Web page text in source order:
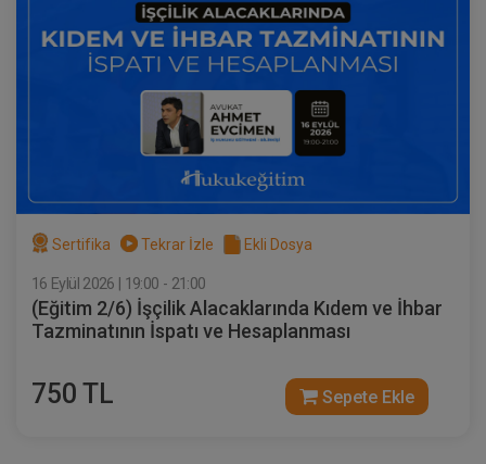
Sertifika Tekrar İzle Ekli Dosya
16 Eylül 2026 | 19:00 - 21:00
(Eğitim 2/6) İşçilik Alacaklarında Kıdem ve İhbar
Tazminatının İspatı ve Hesaplanması
750 TL Sepete Ekle